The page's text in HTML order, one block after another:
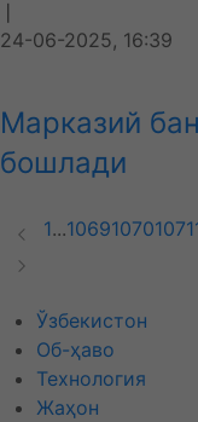
❘
24-06-2025, 16:39
Марказий
бошлади
1...106910701071
Ўзбекистон
Об-ҳаво
Технология
Жаҳон